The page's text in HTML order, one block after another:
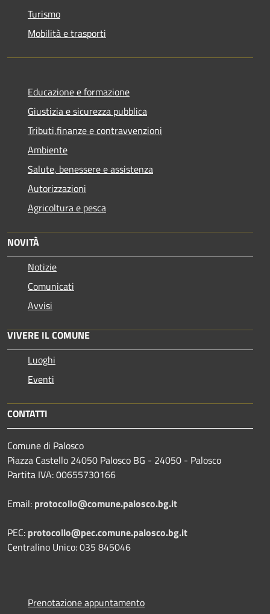
Turismo
Mobilità e trasporti
Educazione e formazione
Giustizia e sicurezza pubblica
Tributi,finanze e contravvenzioni
Ambiente
Salute, benessere e assistenza
Autorizzazioni
Agricoltura e pesca
NOVITÀ
Notizie
Comunicati
Avvisi
VIVERE IL COMUNE
Luoghi
Eventi
CONTATTI
Comune di Palosco
Piazza Castello 24050 Palosco BG - 24050 - Palosco
Partita IVA: 00655730166
Email: protocollo@comune.palosco.bg.it
PEC: protocollo@pec.comune.palosco.bg.it
Centralino Unico: 035 845046
Prenotazione appuntamento